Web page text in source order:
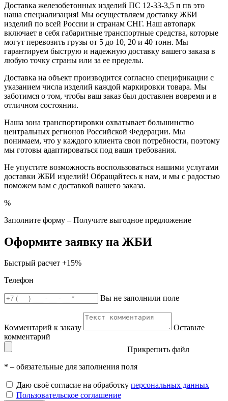
Доставка железобетонных изделий ПС 12-33-3,5 п пв это
наша специализация! Мы осуществляем доставку ЖБИ
изделий по всей России и странам СНГ. Наш автопарк
включает в себя габаритные транспортные средства, которые
могут перевозить грузы от 5 до 10, 20 и 40 тонн. Мы
гарантируем быструю и надежную доставку вашего заказа в
любую точку страны или за ее пределы.
Доставка на объект производится согласно спецификации с
указанием числа изделий каждой маркировки товара. Мы
заботимся о том, чтобы ваш заказ был доставлен вовремя и в
отличном состоянии.
Наша зона транспортировки охватывает большинство
центральных регионов Российской Федерации. Мы
понимаем, что у каждого клиента свои потребности, поэтому
мы готовы адаптироваться под ваши требования.
Не упустите возможность воспользоваться нашими услугами
доставки ЖБИ изделий! Обращайтесь к нам, и мы с радостью
поможем вам с доставкой вашего заказа.
%
Заполните форму – Получите выгодное предложение
Оформите заявку на ЖБИ
Быстрый расчет +15%
Телефон
Вы не заполнили поле
Комментарий к заказу
Оставьте
комментарий
Прикрепить файл
* – обязательные для заполнения поля
Даю своё согласие на обработку персональных данных
Пользовательское соглашение